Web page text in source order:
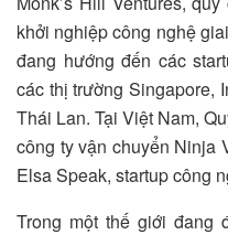
khởi nghiệp công nghệ
đang hướng đến các
các thị trường Singapore,
Thái Lan. Tại Việt Nam,
công ty vận chuyển Ninja
Elsa Speak, startup công
Trong một thế giới đang